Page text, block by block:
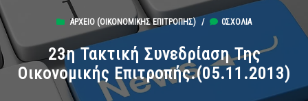
ΑΡΧΕΊΟ (ΟΙΚΟΝΟΜΙΚΉΣ ΕΠΙΤΡΟΠΉΣ) / 0ΣΧΌΛΙΑ
23η Τακτική Συνεδρίαση Της
Οικονομικής Επιτροπής.(05.11.2013)